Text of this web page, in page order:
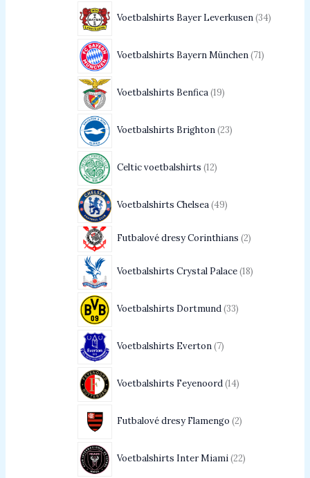
Voetbalshirts Bayer Leverkusen 34
Voetbalshirts Bayern München 71
Voetbalshirts Benfica 19
Voetbalshirts Brighton 23
Celtic voetbalshirts 12
Voetbalshirts Chelsea 49
Futbalové dresy Corinthians 2
Voetbalshirts Crystal Palace 18
Voetbalshirts Dortmund 33
Voetbalshirts Everton 7
Voetbalshirts Feyenoord 14
Futbalové dresy Flamengo 2
Voetbalshirts Inter Miami 22